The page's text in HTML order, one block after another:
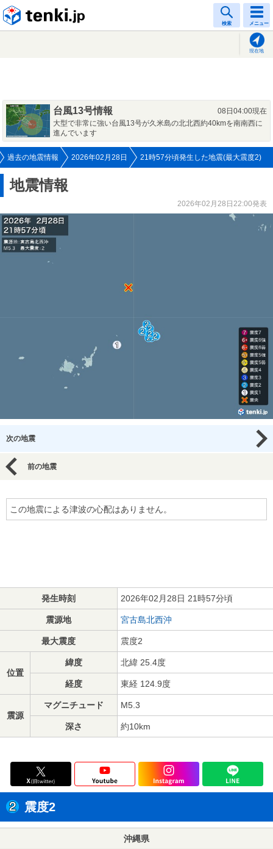
検索 メニュー
現在地
台風13号情報
08日04:00現在
大型で非常に強い台風13号が久米島の北北西約40kmを南南西に
進んでいます
過去の地震情報 2026年02月28日 21時57分頃発生した地震(最大震度2)
地震情報
2026年02月28日22:00発表
次の地震
前の地震
この地震による津波の心配はありません。
発生時刻 2026年02月28日 21時57分頃
震源地 宮古島北西沖
最大震度 震度2
位置
緯度 北緯 25.4度
経度 東経 124.9度
震源
マグニチュード M5.3
深さ 約10km
震度2
沖縄県